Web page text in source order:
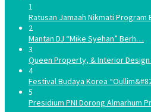
1
Ratusan Jamaah Nikmati
2
Mantan DJ “Mike Syehan” Berh…
3
Queen Property, & Interior
4
Festival Budaya Korea
5
Presidium PNI Dorong Almarhum